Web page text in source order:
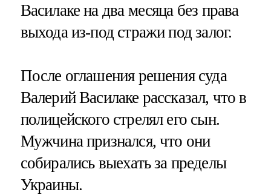
Василаке на два месяца без права
выхода из-под стражи под залог.
После оглашения решения суда
Валерий Василаке рассказал, что в
полицейского стрелял его сын.
Мужчина признался, что они
собирались выехать за пределы
Украины.